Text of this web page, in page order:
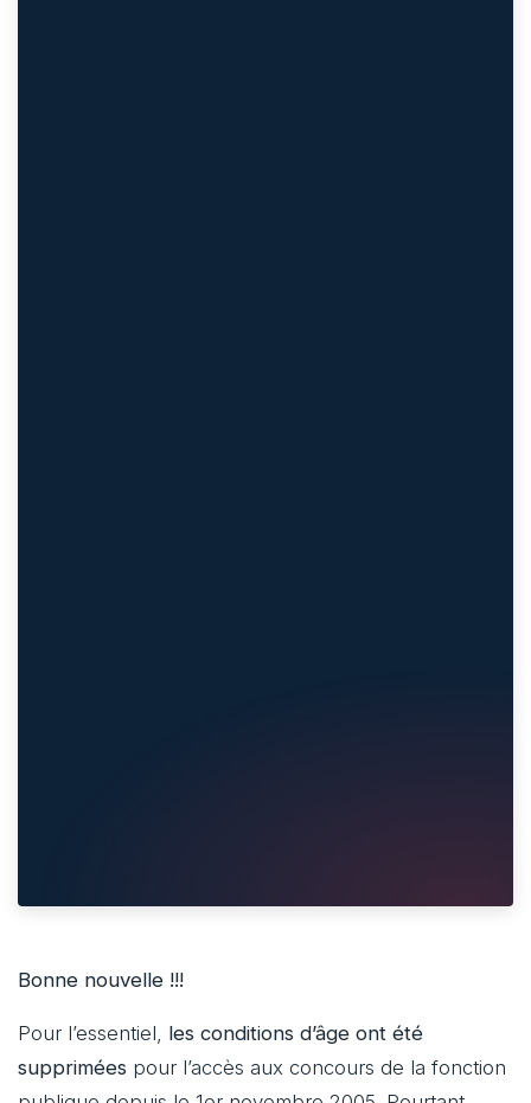
Bonne nouvelle !!!
Pour l’essentiel, les conditions d’âge ont été
supprimées pour l’accès aux concours de la fonction